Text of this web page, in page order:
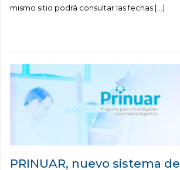
mismo sitio podrá consultar las fechas […]
PRINUAR, nuevo sistema de